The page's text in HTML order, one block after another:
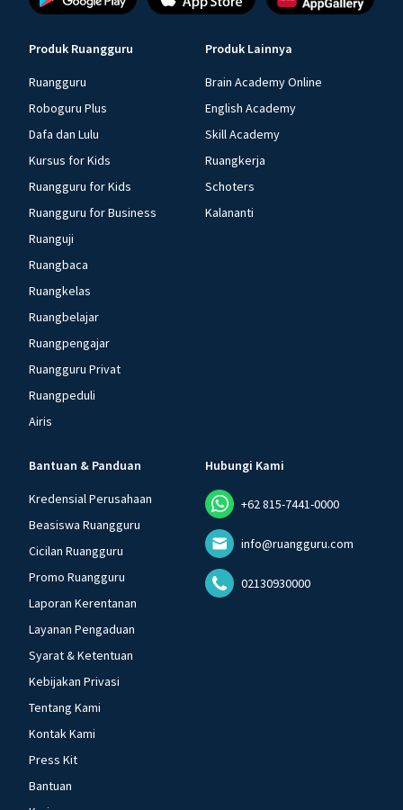
Produk Ruangguru
Ruangguru
Roboguru Plus
Dafa dan Lulu
Kursus for Kids
Ruangguru for Kids
Ruangguru for Business
Ruanguji
Ruangbaca
Ruangkelas
Ruangbelajar
Ruangpengajar
Ruangguru Privat
Ruangpeduli
Airis
Produk Lainnya
Brain Academy Online
English Academy
Skill Academy
Ruangkerja
Schoters
Kalananti
Bantuan & Panduan
Kredensial Perusahaan
Beasiswa Ruangguru
Cicilan Ruangguru
Promo Ruangguru
Laporan Kerentanan
Layanan Pengaduan
Syarat & Ketentuan
Kebijakan Privasi
Tentang Kami
Kontak Kami
Press Kit
Bantuan
Hubungi Kami
+62 815-7441-0000
info@ruangguru.com
02130930000